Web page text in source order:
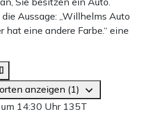
Aussage: „Willhelms Auto
hat eine andere Farbe.“ eine
anzeigen (1)
14:30 Uhr 135T